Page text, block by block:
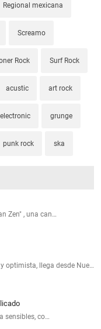
Regional mexicana
Screamo
Rock Surf Rock
acustic art rock
electronic grunge
punk rock ska
Zen" , una can…
optimista, llega desde Nue…
sensibles, co…